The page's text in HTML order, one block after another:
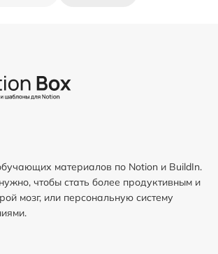
материалов по Notion и BuildIn.
чтобы стать более продуктивным и
мозг, или персональную систему